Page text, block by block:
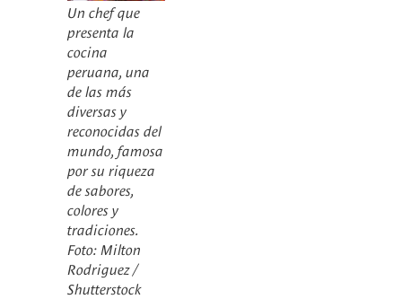
Un chef que
presenta la
cocina
peruana, una
de las más
diversas y
reconocidas del
mundo, famosa
por su riqueza
de sabores,
colores y
tradiciones.
Foto: Milton
Rodriguez /
Shutterstock